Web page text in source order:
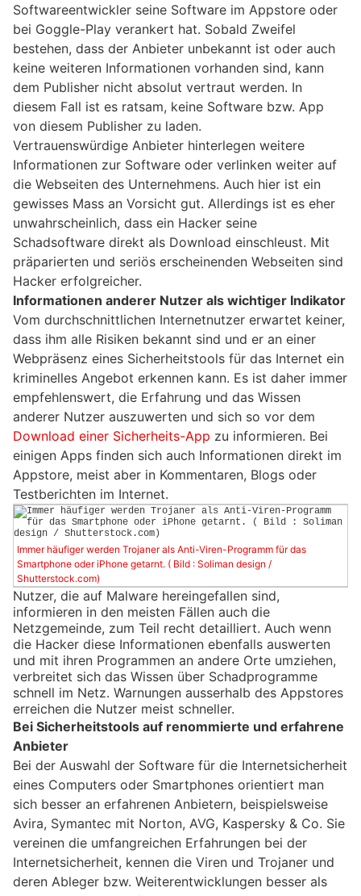
Softwareentwickler seine Software im Appstore oder
bei Goggle-Play verankert hat. Sobald Zweifel
bestehen, dass der Anbieter unbekannt ist oder auch
keine weiteren Informationen vorhanden sind, kann
dem Publisher nicht absolut vertraut werden. In
diesem Fall ist es ratsam, keine Software bzw. App
von diesem Publisher zu laden.
Vertrauenswürdige Anbieter hinterlegen weitere
Informationen zur Software oder verlinken weiter auf
die Webseiten des Unternehmens. Auch hier ist ein
gewisses Mass an Vorsicht gut. Allerdings ist es eher
unwahrscheinlich, dass ein Hacker seine
Schadsoftware direkt als Download einschleust. Mit
präparierten und seriös erscheinenden Webseiten sind
Hacker erfolgreicher.
Informationen anderer Nutzer als wichtiger Indikator
Vom durchschnittlichen Internetnutzer erwartet keiner,
dass ihm alle Risiken bekannt sind und er an einer
Webpräsenz eines Sicherheitstools für das Internet ein
kriminelles Angebot erkennen kann. Es ist daher immer
empfehlenswert, die Erfahrung und das Wissen
anderer Nutzer auszuwerten und sich so vor dem
Download einer Sicherheits-App zu informieren. Bei
einigen Apps finden sich auch Informationen direkt im
Appstore, meist aber in Kommentaren, Blogs oder
Testberichten im Internet.
Immer häufiger werden Trojaner als Anti-Viren-Programm für das
Smartphone oder iPhone getarnt. ( Bild : Soliman design /
Shutterstock.com)
Nutzer, die auf Malware hereingefallen sind,
informieren in den meisten Fällen auch die
Netzgemeinde, zum Teil recht detailliert. Auch wenn
die Hacker diese Informationen ebenfalls auswerten
und mit ihren Programmen an andere Orte umziehen,
verbreitet sich das Wissen über Schadprogramme
schnell im Netz. Warnungen ausserhalb des Appstores
erreichen die Nutzer meist schneller.
Bei Sicherheitstools auf renommierte und erfahrene
Anbieter
Bei der Auswahl der Software für die Internetsicherheit
eines Computers oder Smartphones orientiert man
sich besser an erfahrenen Anbietern, beispielsweise
Avira, Symantec mit Norton, AVG, Kaspersky & Co. Sie
vereinen die umfangreichen Erfahrungen bei der
Internetsicherheit, kennen die Viren und Trojaner und
deren Ableger bzw. Weiterentwicklungen besser als